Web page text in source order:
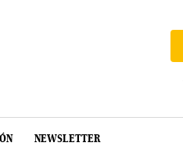
NEWSLETTER